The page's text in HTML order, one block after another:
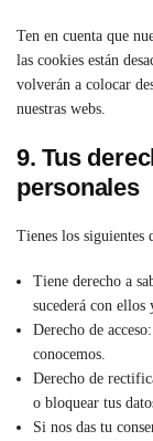
Ten en cuenta que
las cookies están
volverán a colocar
nuestras webs.
9. Tus
personales
Tienes los siguientes
Tiene derecho a
sucederá con ellos
Derecho de
conocemos.
Derecho de
o bloquear tus
Si nos das tu